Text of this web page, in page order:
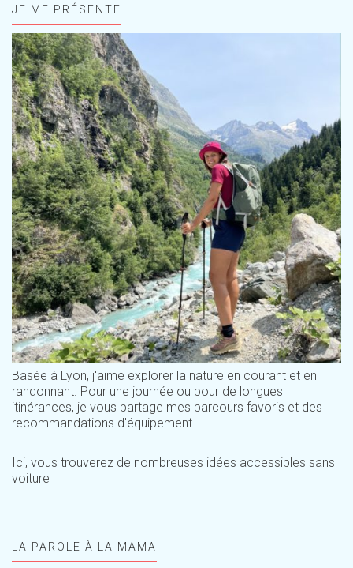
JE ME PRÉSENTE
Basée à Lyon, j'aime explorer la nature en courant et en
randonnant. Pour une journée ou pour de longues
itinérances, je vous partage mes parcours favoris et des
recommandations d'équipement.
Ici, vous trouverez de nombreuses idées accessibles sans
voiture
LA PAROLE À LA MAMA